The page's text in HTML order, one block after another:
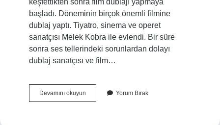
keşfettikten sonra film dublajı yapmaya
başladı. Döneminin birçok önemli filmine
dublaj yaptı. Tiyatro, sinema ve operet
sanatçısı Melek Kobra ile evlendi. Bir süre
sonra ses tellerindeki sorunlardan dolayı
dublaj sanatçısı ve film…
Devamını okuyunFerdi
Tayfur
Yorum Bırak